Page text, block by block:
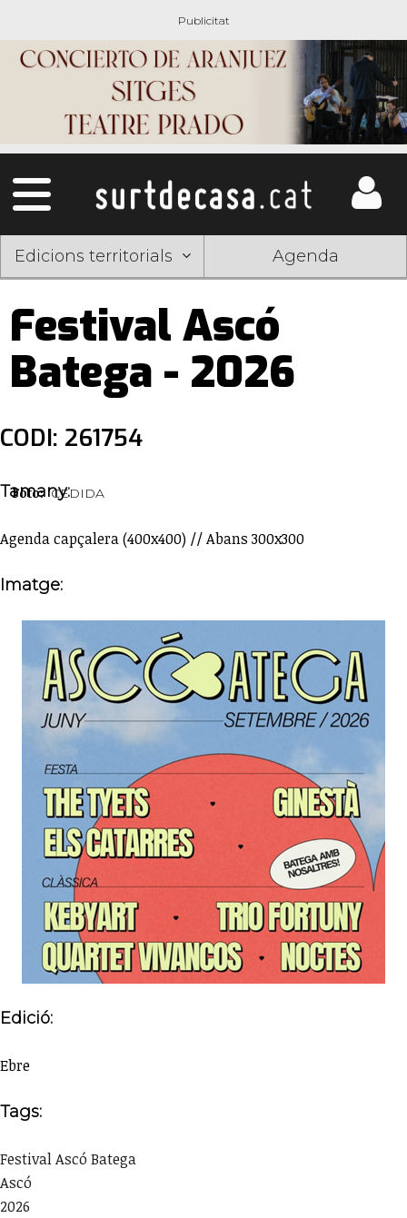
Edicions territorials Agenda
Festival Ascó
Batega - 2026
CODI: 261754
Foto: CEDIDA
Tamany:
Agenda capçalera (400x400) // Abans 300x300
Imatge:
Edició:
Ebre
Tags:
Festival Ascó Batega
Ascó
2026